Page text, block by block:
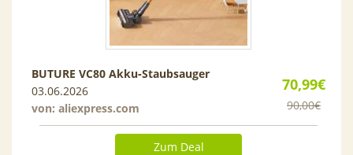
70,99€
90,00€
BUTURE VC80 Akku‑Staubsauger
03.06.2026
von: aliexpress.com
Zum Deal